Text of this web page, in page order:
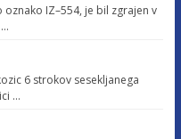
IZ–554, je bil zgrajen v
6 strokov sesekljanega
…